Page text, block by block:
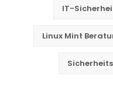
IT-
Linux Mint